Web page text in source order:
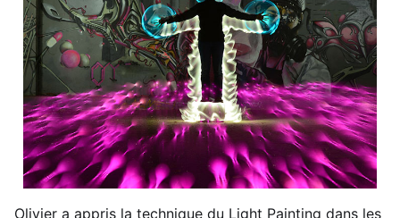
Olivier a appris la technique du Light Painting dans les